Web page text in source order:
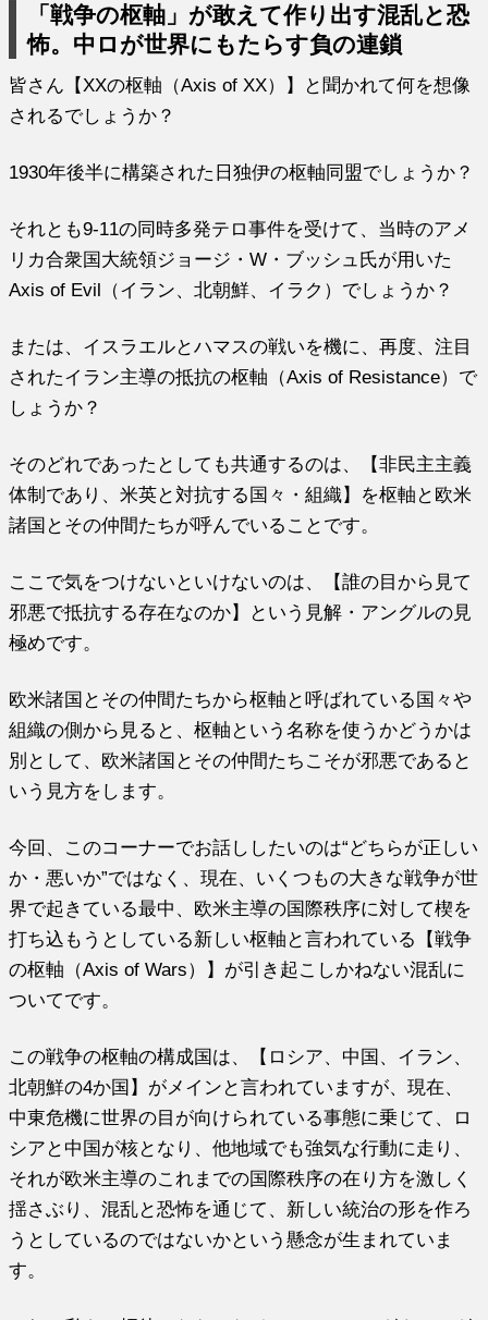
「戦争の枢軸」が敢えて作り出す混乱と恐
怖。中ロが世界にもたらす負の連鎖
皆さん【XXの枢軸（Axis of XX）】と聞かれて何を想像
されるでしょうか？
1930年後半に構築された日独伊の枢軸同盟でしょうか？
それとも9-11の同時多発テロ事件を受けて、当時のアメ
リカ合衆国大統領ジョージ・W・ブッシュ氏が用いた
Axis of Evil（イラン、北朝鮮、イラク）でしょうか？
または、イスラエルとハマスの戦いを機に、再度、注目
されたイラン主導の抵抗の枢軸（Axis of Resistance）で
しょうか？
そのどれであったとしても共通するのは、【非民主主義
体制であり、米英と対抗する国々・組織】を枢軸と欧米
諸国とその仲間たちが呼んでいることです。
ここで気をつけないといけないのは、【誰の目から見て
邪悪で抵抗する存在なのか】という見解・アングルの見
極めです。
欧米諸国とその仲間たちから枢軸と呼ばれている国々や
組織の側から見ると、枢軸という名称を使うかどうかは
別として、欧米諸国とその仲間たちこそが邪悪であると
いう見方をします。
今回、このコーナーでお話ししたいのは“どちらが正しい
か・悪いか”ではなく、現在、いくつもの大きな戦争が世
界で起きている最中、欧米主導の国際秩序に対して楔を
打ち込もうとしている新しい枢軸と言われている【戦争
の枢軸（Axis of Wars）】が引き起こしかねない混乱に
ついてです。
この戦争の枢軸の構成国は、【ロシア、中国、イラン、
北朝鮮の4か国】がメインと言われていますが、現在、
中東危機に世界の目が向けられている事態に乗じて、ロ
シアと中国が核となり、他地域でも強気な行動に走り、
それが欧米主導のこれまでの国際秩序の在り方を激しく
揺さぶり、混乱と恐怖を通じて、新しい統治の形を作ろ
うとしているのではないかという懸念が生まれていま
す。